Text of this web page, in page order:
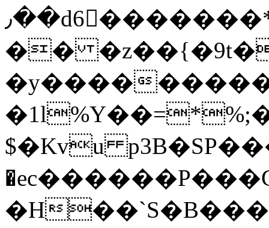
٫��d6򆧇�������*��[|^]oo���NW~zz>�X&�u�=K?
��
�y����
$�Kvu
�H